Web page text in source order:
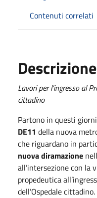
Contenuti correlati
Descrizione
Lavori per l’ingresso al
cittadino
Partono in questi
DE11 della nuova
che riguardano in
nuova diramazione
all’intersezione con la
propedeutica
dell’Ospedale cittadino.